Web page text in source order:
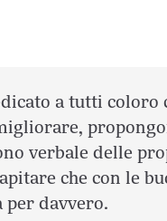
a tutti coloro
verbale delle
che con le
per davvero.